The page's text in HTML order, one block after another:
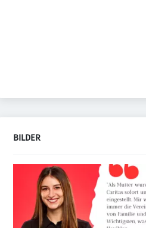
BILDER